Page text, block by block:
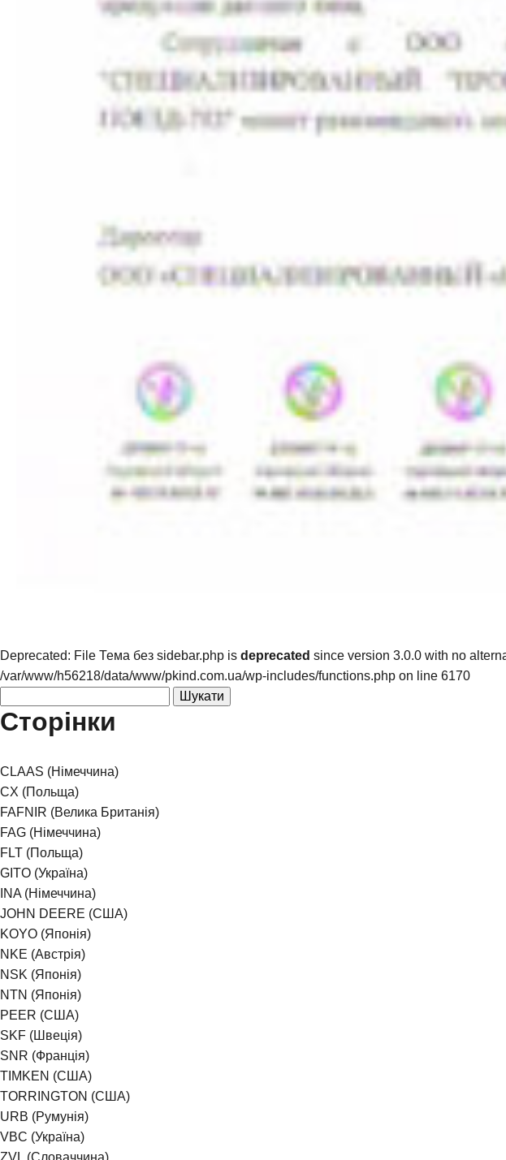
Deprecated: File Тема без sidebar.php is deprecated since version 3.0.0 with no
/var/www/h56218/data/www/pkind.com.ua/wp-includes/functions.php on line 6170
Сторінки
CLAAS (Німеччина)
CX (Польща)
FAFNIR (Велика Британія)
FAG (Німеччина)
FLT (Польща)
GITO (Україна)
INA (Німеччина)
JOHN DEERE (США)
KOYO (Японія)
NKE (Австрія)
NSK (Японія)
NTN (Японія)
PEER (США)
SKF (Швеція)
SNR (Франція)
TIMKEN (США)
TORRINGTON (США)
URB (Румунія)
VBC (Україна)
ZVL (Словаччина)